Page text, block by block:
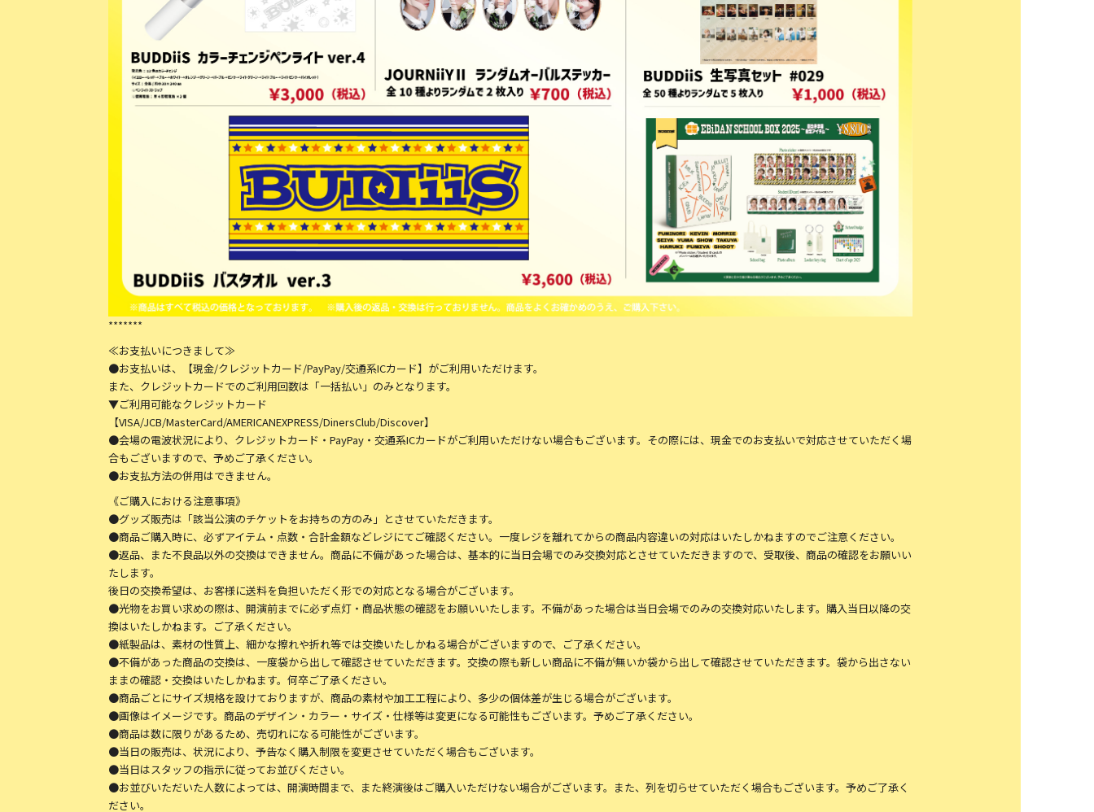
*******
≪お支払いにつきまして≫
●お支払いは、【現金/クレジットカード/PayPay/交通系ICカード】がご利用いただけます。
また、クレジットカードでのご利用回数は「一括払い」のみとなります。
▼ご利用可能なクレジットカード
【VISA/JCB/MasterCard/AMERICANEXPRESS/DinersClub/Discover】
●会場の電波状況により、クレジットカード・PayPay・交通系ICカードがご利用いただけない場合もございます。その際には、現金でのお支払いで対応させていただく場
合もございますので、予めご了承ください。
●お支払方法の併用はできません。
《ご購入における注意事項》
●グッズ販売は「該当公演のチケットをお持ちの方のみ」とさせていただきます。
●商品ご購入時に、必ずアイテム・点数・合計金額などレジにてご確認ください。一度レジを離れてからの商品内容違いの対応はいたしかねますのでご注意ください。
●返品、また不良品以外の交換はできません。商品に不備があった場合は、基本的に当日会場でのみ交換対応とさせていただきますので、受取後、商品の確認をお願いい
たします。
後日の交換希望は、お客様に送料を負担いただく形での対応となる場合がございます。
●光物をお買い求めの際は、開演前までに必ず点灯・商品状態の確認をお願いいたします。不備があった場合は当日会場でのみの交換対応いたします。購入当日以降の交
換はいたしかねます。ご了承ください。
●紙製品は、素材の性質上、細かな擦れや折れ等では交換いたしかねる場合がございますので、ご了承ください。
●不備があった商品の交換は、一度袋から出して確認させていただきます。交換の際も新しい商品に不備が無いか袋から出して確認させていただきます。袋から出さない
ままの確認・交換はいたしかねます。何卒ご了承ください。
●商品ごとにサイズ規格を設けておりますが、商品の素材や加工工程により、多少の個体差が生じる場合がございます。
●画像はイメージです。商品のデザイン・カラー・サイズ・仕様等は変更になる可能性もございます。予めご了承ください。
●商品は数に限りがあるため、売切れになる可能性がございます。
●当日の販売は、状況により、予告なく購入制限を変更させていただく場合もございます。
●当日はスタッフの指示に従ってお並びください。
●お並びいただいた人数によっては、開演時間まで、また終演後はご購入いただけない場合がございます。また、列を切らせていただく場合もございます。予めご了承く
ださい。